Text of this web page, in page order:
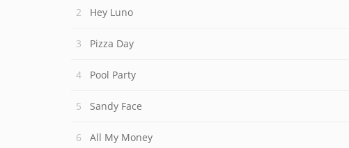
Hey Luno
Pizza Day
Pool Party
Sandy Face
All My Money